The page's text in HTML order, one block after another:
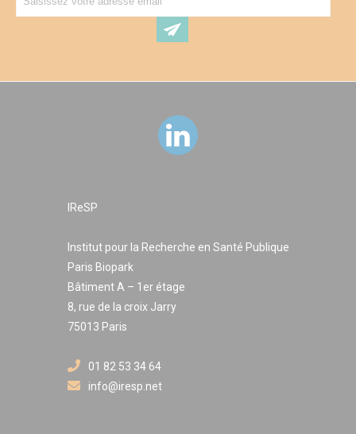
IReSP
Institut pour la Recherche en Santé Publique
Paris Biopark
Bâtiment A – 1er étage
8, rue de la croix Jarry
75013 Paris
01 82 53 34 64
info@iresp.net